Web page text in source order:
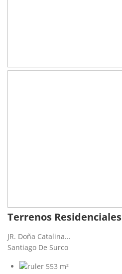
Terrenos Residenciales
JR. Doña Catalina...
Santiago De Surco
553 m²